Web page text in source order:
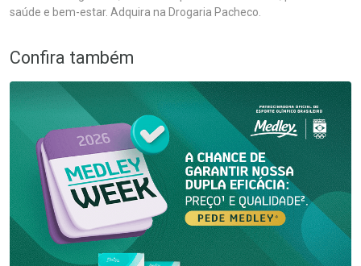
saúde e bem-estar. Adquira na Drogaria Pacheco.
Confira também